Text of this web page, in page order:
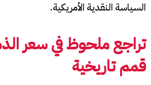
السياسة النقدية الأمريكية.
تراجع ملحوظ في سعر
قمم تاريخية